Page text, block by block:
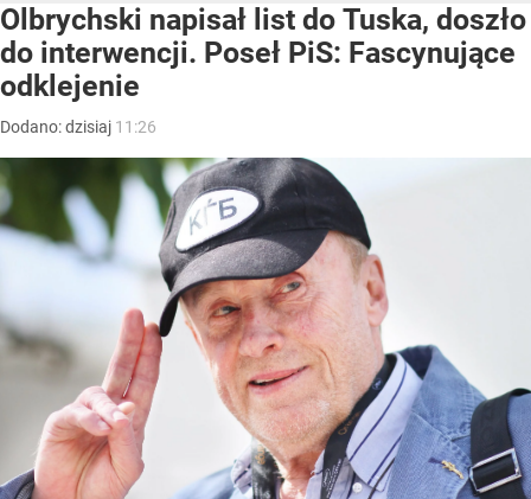
Olbrychski napisał list do Tuska, doszło
do interwencji. Poseł PiS: Fascynujące
odklejenie
Dodano:dzisiaj 11:26